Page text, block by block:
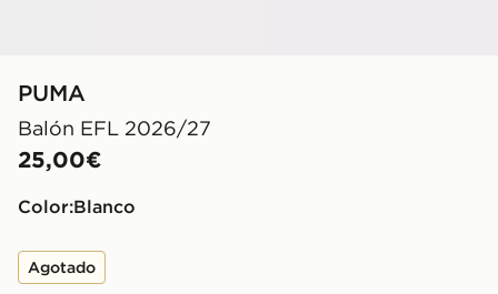
PUMA
Balón EFL 2026/27
25,00€
Color: blanco
Agotado